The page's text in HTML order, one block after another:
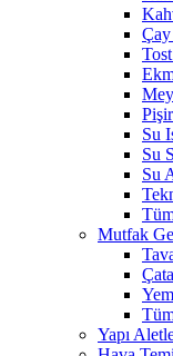
Su
Su
Su
Mutfak
Yapı